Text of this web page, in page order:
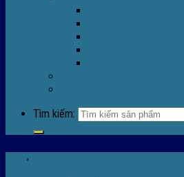
Tìm kiếm:
,